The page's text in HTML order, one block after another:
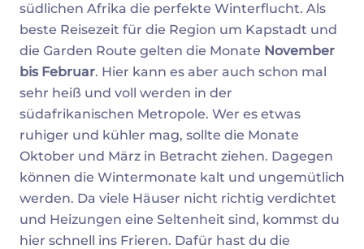
südlichen Afrika die perfekte Winterflucht. Als
beste Reisezeit für die Region um Kapstadt und
die Garden Route gelten die Monate November
bis Februar. Hier kann es aber auch schon mal
sehr heiß und voll werden in der
südafrikanischen Metropole. Wer es etwas
ruhiger und kühler mag, sollte die Monate
Oktober und März in Betracht ziehen. Dagegen
können die Wintermonate kalt und ungemütlich
werden. Da viele Häuser nicht richtig verdichtet
und Heizungen eine Seltenheit sind, kommst du
hier schnell ins Frieren. Dafür hast du die